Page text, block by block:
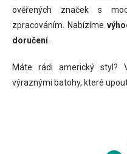
ověřených značek s
zpracováním. Nabízíme
doručení.
Máte rádi americký styl?
výraznými batohy, které